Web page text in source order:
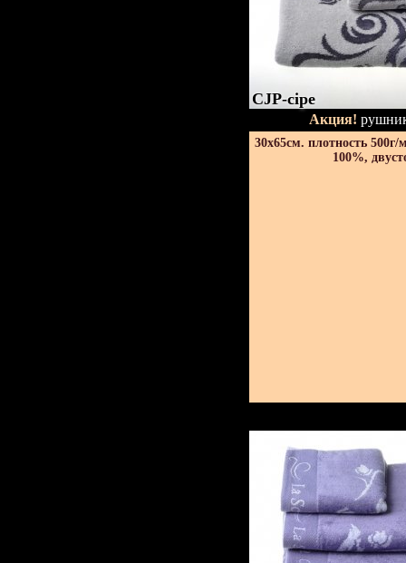
CJP-сіре
Акция!
30х65см. плотность 500г/
100%,